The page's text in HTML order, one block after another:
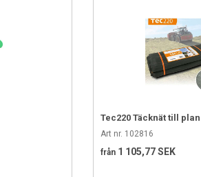
Tec220 Täcknät till
Art nr. 102816
från 1 105,77 SEK